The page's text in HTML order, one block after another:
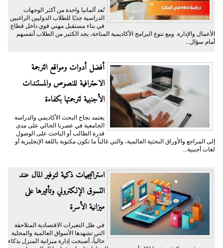
تُعد ألمانيا واحدة من أكثر الوجهات
الدراسية جذبًا للطلاب الدوليين الراغبين
في بناء مستقبل مهني قوي داخل قطاع
الأعمال والإدارة. ومع تنوع البرامج الأكاديمية المتاحة، يجد الكثير من الطلاب أنفسهم
أمام سؤال...
أفضل أدوات ومواقع الترجمة
الاحترافية للنصوص والمستندات
الأجنبية لترجمتها بكفاءة
يعتمد نجاح البحث الأكاديمي والدراسة
الجامعية في عصرنا الحالي على مدى
قدرة الطالب أو الباحث على الوصول
إلى المراجع والأوراق البحثية العالمية، والتي غالباً ما تكون مكتوبة باللغة الإنجليزية أو
لغات أجنبية...
​استراتيجيات ذكية لتوفير المال عند
التسوق الإلكتروني وتأثيرها على
ميزانية الأسرة
​في ظل التغيرات الاقتصادية المتلاحقة
التي تشهدها الأسواق العالمية والمحلية
حالياً، أصبحت إدارة ميزانية المنزل بذكاء